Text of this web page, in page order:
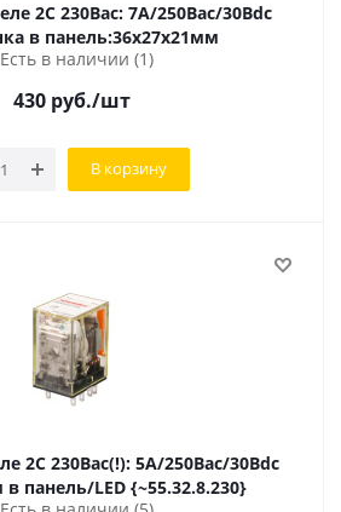
led+кнопка в панель:36х27х21мм
Есть в наличии (1)
430руб./шт
В корзину
27х21х36мм в панель/LED {~55.32.8.230}